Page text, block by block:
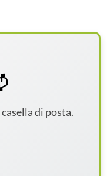
di posta.